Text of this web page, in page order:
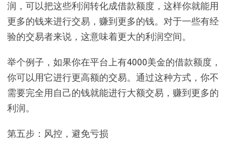
润，可以把这些利润转化成借款额度，这样你就能用
更多的钱来进行交易，赚到更多的钱。对于一些有经
验的交易者来说，这意味着更大的利润空间。
举个例子，如果你在平台上有4000美金的借款额度，
你可以用它进行更高额的交易。通过这种方式，你不
需要完全用自己的钱就能进行大额交易，赚到更多的
利润。
第五步：风控，避免亏损